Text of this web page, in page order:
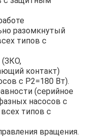
разомкнутый
типов с
(ЗКО,
контакт)
с P2=180 Вт).
(серийное
насосов с
типов с
вращения.